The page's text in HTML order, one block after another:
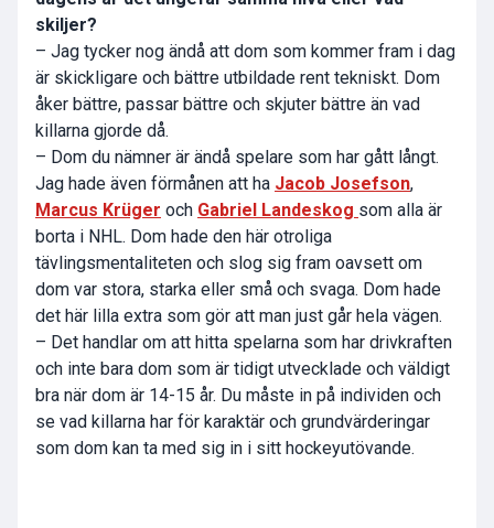
skiljer?
– Jag tycker nog ändå att dom som kommer fram i dag
är skickligare och bättre utbildade rent tekniskt. Dom
åker bättre, passar bättre och skjuter bättre än vad
killarna gjorde då.
– Dom du nämner är ändå spelare som har gått långt.
Jag hade även förmånen att ha Jacob Josefson,
Marcus Krüger och Gabriel Landeskog som alla är
borta i NHL. Dom hade den här otroliga
tävlingsmentaliteten och slog sig fram oavsett om
dom var stora, starka eller små och svaga. Dom hade
det här lilla extra som gör att man just går hela vägen.
– Det handlar om att hitta spelarna som har drivkraften
och inte bara dom som är tidigt utvecklade och väldigt
bra när dom är 14-15 år. Du måste in på individen och
se vad killarna har för karaktär och grundvärderingar
som dom kan ta med sig in i sitt hockeyutövande.